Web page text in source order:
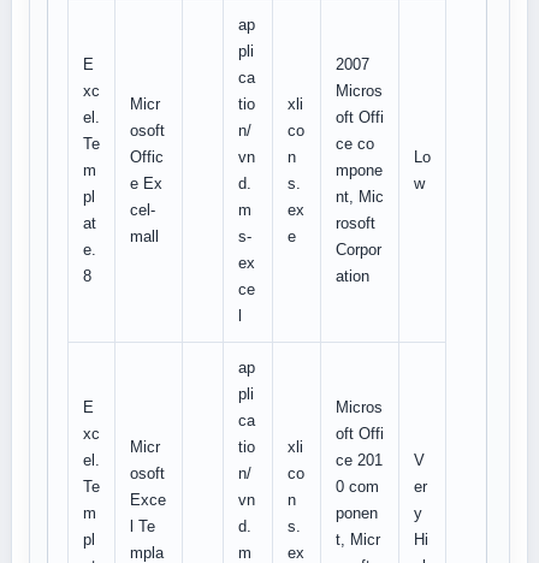
E
xc
el.
Te
m
pl
at
e.
8
Micr
osoft
Offic
e Ex
cel-
mall
ap
pli
ca
tio
n/
vn
d.
m
s-
ex
ce
xli
co
n
s.
ex
e
2007
Micros
oft Offi
ce co
mpone
nt, Mic
rosoft
Corpor
ation
Lo
w
E
xc
el.
Te
m
pl
Micr
osoft
Exce
l Te
mpla
ap
pli
ca
tio
n/
vn
d.
m
xli
co
n
s.
ex
Micros
oft Offi
ce 201
0 com
ponen
t, Micr
V
er
y
Hi